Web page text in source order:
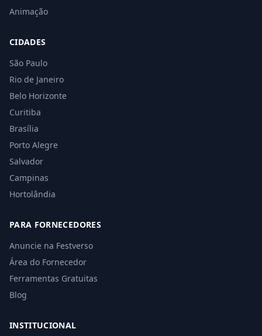
Animação
CIDADES
São Paulo
Rio de Janeiro
Belo Horizonte
Curitiba
Brasília
Porto Alegre
Salvador
Campinas
Hortolândia
PARA FORNECEDORES
Anuncie na Festverso
Área do Fornecedor
Ferramentas Gratuitas
Blog
INSTITUCIONAL